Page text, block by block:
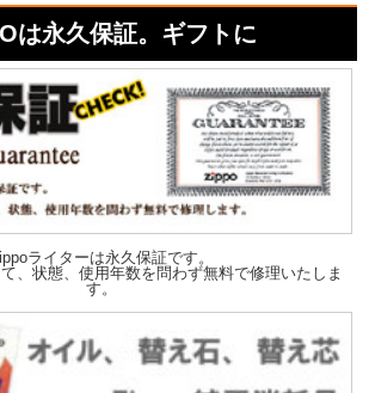
は永久保証。ギフトに
ライターは永久保証です。
、状態、使用年数を問わず無料で修理いたしま
す。